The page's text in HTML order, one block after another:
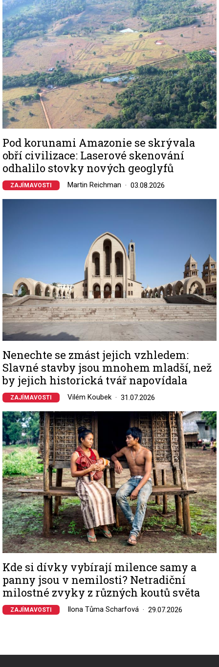
Pod korunami Amazonie se skrývala
obří civilizace: Laserové skenování
odhalilo stovky nových geoglyfů
ZAJÍMAVOSTI Martin Reichman 03.08.2026
Nenechte se zmást jejich vzhledem:
Slavné stavby jsou mnohem mladší, než
by jejich historická tvář napovídala
ZAJÍMAVOSTI Vilém Koubek 31.07.2026
Image
Kde si dívky vybírají milence samy a
panny jsou v nemilosti? Netradiční
milostné zvyky z různých koutů světa
ZAJÍMAVOSTI Ilona Tůma Scharfová 29.07.2026